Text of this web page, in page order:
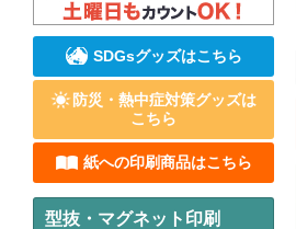
SDGsグッズはこちら
防災・熱中症対策グッズは
こちら
紙への印刷商品はこちら
型抜・マグネット印刷